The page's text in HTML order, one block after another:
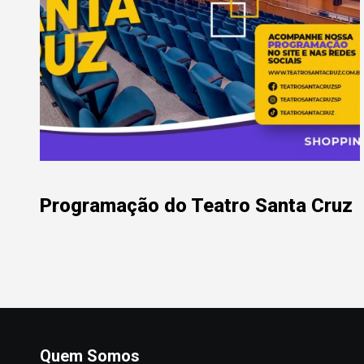
Programação do Teatro Santa Cruz
Quem Somos